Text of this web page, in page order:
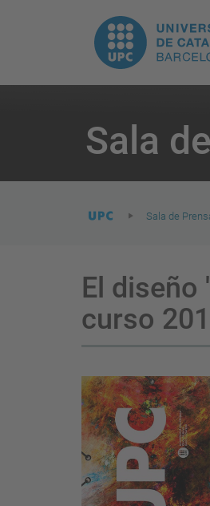
UPC.
de
Sala
are
here:
Sala de
El diseño
curso